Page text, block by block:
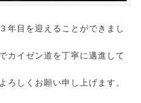
年目を迎えることができまし
カイゼン道を丁寧に邁進して
ろしくお願い申し上げます。